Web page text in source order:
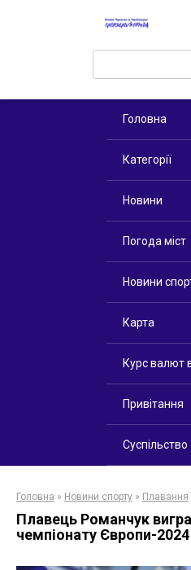
Поиск:
Головна
Категорії
Новини
Погода міст
Новини
Карта
Курс валют
Привітання
Суспільство
Головна » Новини спорту » Плавання
Плавець Романчук
чемпіонату Європи-